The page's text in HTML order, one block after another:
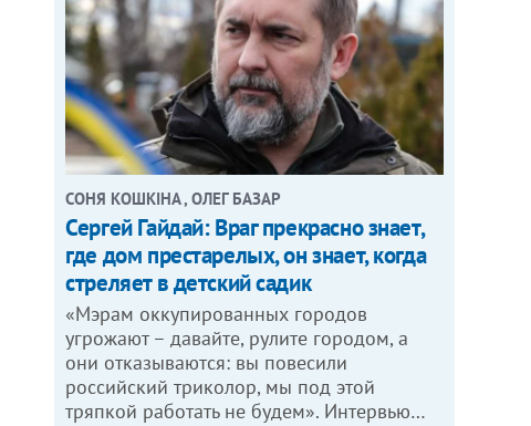
СОНЯ КОШКІНА , ОЛЕГ БАЗАР
Сергей Гайдай: Враг прекрасно знает,
где дом престарелых, он знает, когда
стреляет в детский садик
«Мэрам оккупированных городов
угрожают – давайте, рулите городом, а
они отказываются: вы повесили
российский триколор, мы под этой
тряпкой работать не будем». Интервью…